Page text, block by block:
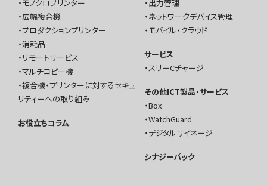
モノクロプリンター
広幅複合機
プロダクションプリンター
消耗品
リモートサービス
マルチコピー機
複合機・プリンターに対するセキュ
リティーへの取り組み
お役立ちコラム
出力管理
ネットワークデバイス管理
モバイル・クラウド
サービス
スリーCチャージ
その他ICT製品・サービス
Box
WatchGuard
デジタルサイネージ
シナジーパック